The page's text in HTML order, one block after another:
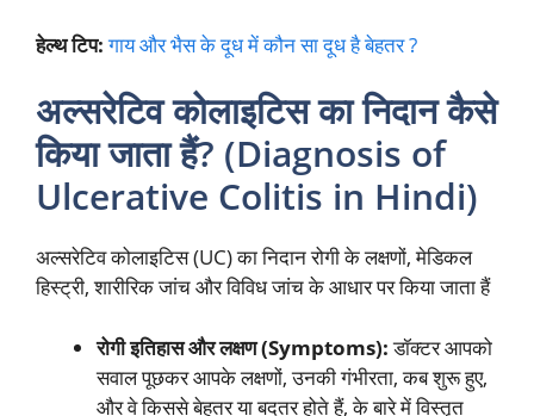
हेल्थ टिप: गाय और भैस के दूध में कौन सा दूध है बेहतर ?
अल्सरेटिव कोलाइटिस का निदान कैसे
किया जाता हैं? (Diagnosis of
Ulcerative Colitis in Hindi)
अल्सरेटिव कोलाइटिस (UC) का निदान रोगी के लक्षणों, मेडिकल
हिस्ट्री, शारीरिक जांच और विविध जांच के आधार पर किया जाता हैं
रोगी इतिहास और लक्षण (Symptoms):डॉक्टर आपको
सवाल पूछकर आपके लक्षणों, उनकी गंभीरता, कब शुरू हुए,
और वे किससे बेहतर या बदतर होते हैं, के बारे में विस्तृत